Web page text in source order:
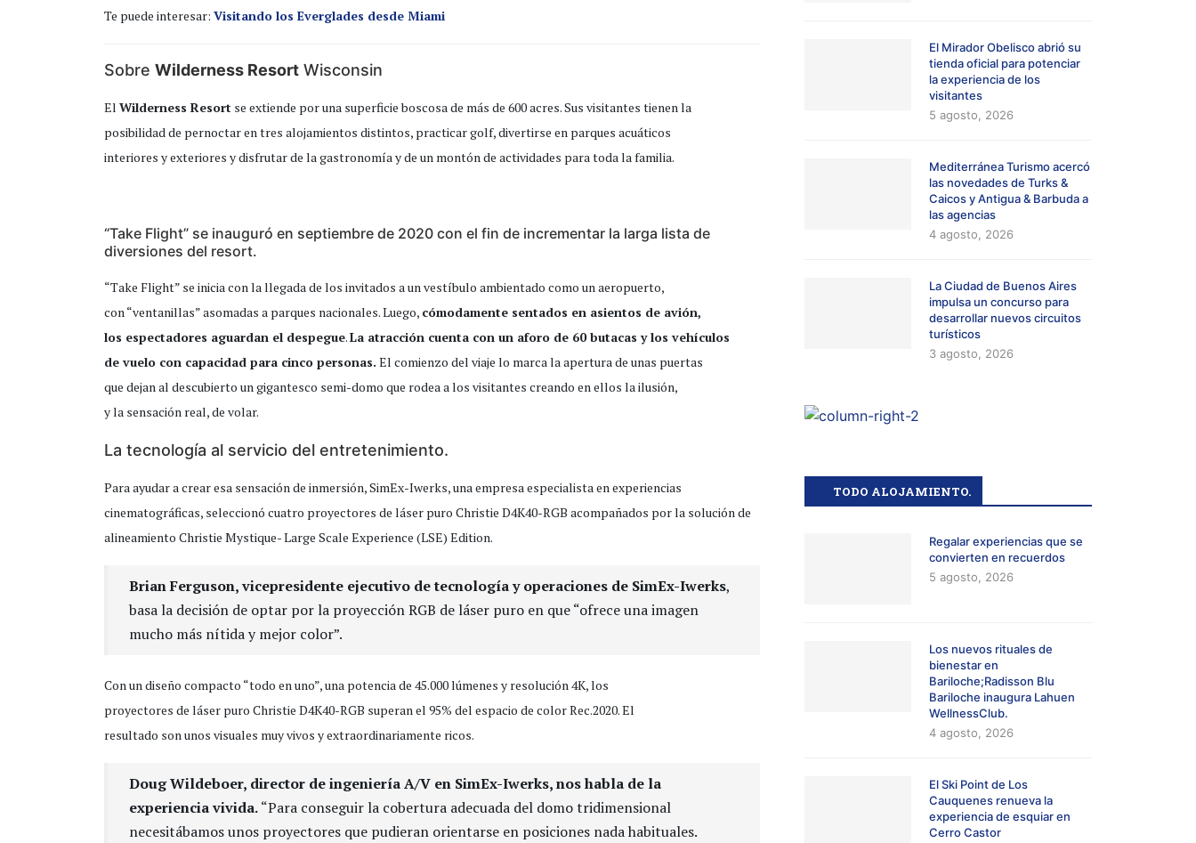
Te puede interesar: Visitando los Everglades desde Miami
Sobre Wilderness Resort Wisconsin
El Wilderness Resort se extiende por una superficie boscosa de más de 600 acres. Sus visitantes tienen la
posibilidad de pernoctar en tres alojamientos distintos, practicar golf, divertirse en parques acuáticos
interiores y exteriores y disfrutar de la gastronomía y de un montón de actividades para toda la familia.
“Take Flight” se inauguró en septiembre de 2020 con el fin de incrementar la larga lista de
diversiones del resort.
“Take Flight” se inicia con la llegada de los invitados a un vestíbulo ambientado como un aeropuerto,
con “ventanillas” asomadas a parques nacionales. Luego, cómodamente sentados en asientos de avión,
los espectadores aguardan el despegue.La atracción cuenta con un aforo de 60 butacas y los vehículos
de vuelo con capacidad para cinco personas. El comienzo del viaje lo marca la apertura de unas puertas
que dejan al descubierto un gigantesco semi-domo que rodea a los visitantes creando en ellos la ilusión,
y la sensación real, de volar.
La tecnología al servicio del entretenimiento.
Para ayudar a crear esa sensación de inmersión, SimEx-Iwerks, una empresa especialista en experiencias
cinematográficas, seleccionó cuatro proyectores de láser puro Christie D4K40-RGB acompañados por la solución de
alineamiento Christie Mystique- Large Scale Experience (LSE) Edition.
Brian Ferguson, vicepresidente ejecutivo de tecnología y operaciones de SimEx-Iwerks,
basa la decisión de optar por la proyección RGB de láser puro en que “ofrece una imagen
mucho más nítida y mejor color”.
Con un diseño compacto “todo en uno”, una potencia de 45.000 lúmenes y resolución 4K, los
proyectores de láser puro Christie D4K40-RGB superan el 95% del espacio de color Rec.2020. El
resultado son unos visuales muy vivos y extraordinariamente ricos.
Doug Wildeboer, director de ingeniería A/V en SimEx-Iwerks, nos habla de la
experiencia vivida.“Para conseguir la cobertura adecuada del domo tridimensional
necesitábamos unos proyectores que pudieran orientarse en posiciones nada habituales.
El Mirador Obelisco abrió su
tienda oficial para potenciar
la experiencia de los
visitantes
5 agosto, 2026
Mediterránea Turismo acercó
las novedades de Turks &
Caicos y Antigua & Barbuda a
las agencias
4 agosto, 2026
La Ciudad de Buenos Aires
impulsa un concurso para
desarrollar nuevos circuitos
turísticos
3 agosto, 2026
TODO ALOJAMIENTO.
Regalar experiencias que se
convierten en recuerdos
5 agosto, 2026
Los nuevos rituales de
bienestar en
Bariloche;Radisson Blu
Bariloche inaugura Lahuen
WellnessClub.
4 agosto, 2026
El Ski Point de Los
Cauquenes renueva la
experiencia de esquiar en
Cerro Castor